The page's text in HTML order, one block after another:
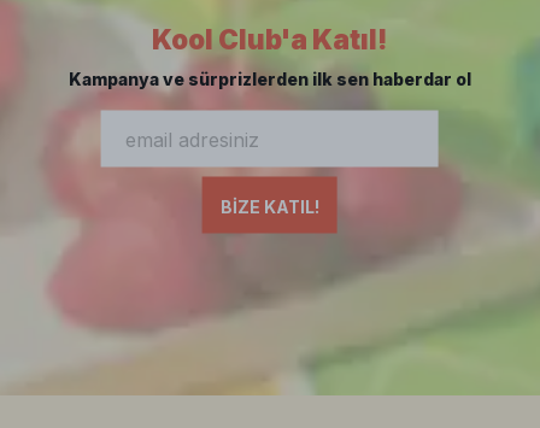
Kool Club'a Katıl!
Kampanya ve sürprizlerden ilk sen haberdar ol
BİZE KATIL!